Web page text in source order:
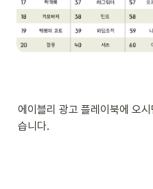
에이블리 광고 플레이북에 오
습니다.